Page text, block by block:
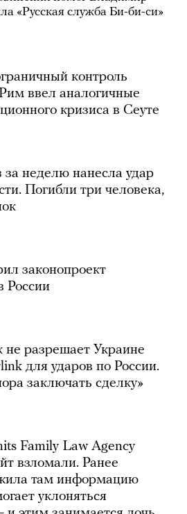
«Русская служба Би-би-си»
контроль
ввел аналогичные
кризиса в Сеуте
за неделю нанесла удар
Погибли три человека,
законопроект
России
разрешает Украине
для ударов по России.
заключать сделку»
Family Law Agency
взломали. Ранее
там информацию
уклоняться